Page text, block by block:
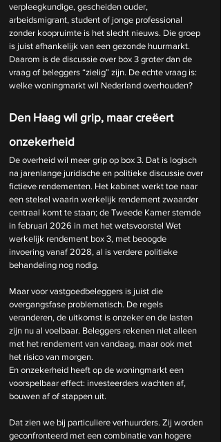
verpleegkundige, gescheiden ouder,
arbeidsmigrant, student of jonge professional
zonder koopruimte is het slecht nieuws. Die groep
is juist afhankelijk van een gezonde huurmarkt.
Daarom is de discussie over box 3 groter dan de
vraag of beleggers “zielig” zijn. De echte vraag is:
welke woningmarkt wil Nederland overhouden?
Den Haag wil grip, maar creëert
onzekerheid
De overheid wil meer grip op box 3. Dat is logisch
na jarenlange juridische en politieke discussie over
fictieve rendementen. Het kabinet werkt toe naar
een stelsel waarin werkelijk rendement zwaarder
centraal komt te staan; de Tweede Kamer stemde
in februari 2026 in met het wetsvoorstel Wet
werkelijk rendement box 3, met beoogde
invoering vanaf 2028, al is verdere politieke
behandeling nog nodig.
Maar voor vastgoedbeleggers is juist die
overgangsfase problematisch. De regels
veranderen, de uitkomst is onzeker en de lasten
zijn nu al voelbaar. Beleggers rekenen niet alleen
met het rendement van vandaag, maar ook met
het risico van morgen.
En onzekerheid heeft op de woningmarkt een
voorspelbaar effect: investeerders wachten af,
bouwen af of stappen uit.
Dat zien we bij particuliere verhuurders. Zij worden
geconfronteerd met een combinatie van hogere